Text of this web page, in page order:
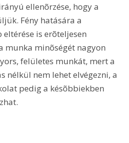
ellenõrzése, hogy a
Fény hatására a
is erõteljesen
munka minõségét nagyon
felületes munkát, mert a
nélkül nem lehet elvégezni, a
pedig a késõbbiekben